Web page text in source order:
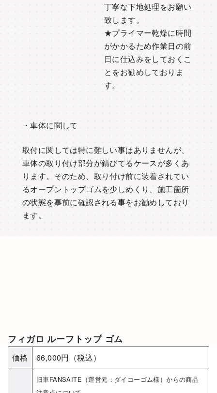
丁寧な下地処理をお願い
致します。
★プライマー乾燥に時間
がかかるため作業日の前
日に仕込みをしておくこ
とをお勧めしておりま
す。
・車体に関して
取付に関しては特に難しい事はありませんが、
車体の取り付け部分が錆びてるケースが多くあ
ります。そのため、取り付け前に装着されてい
るオープントップゴムを少しめくり、施工箇所
の状態を事前に確認される事をお勧めしており
ます。
フィガロ ルーフトップ ゴム
価格 66,000円（税込）
旧車FANSAITE（運営元：ダイコーゴム様）からの商品